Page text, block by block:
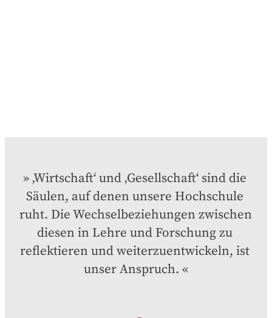
‚Wirtschaft‘ und ‚Gesellschaft‘ sind die
Säulen, auf denen unsere Hochschule
ruht. Die Wechselbeziehungen zwischen
diesen in Lehre und Forschung zu
reflektieren und weiterzuentwickeln, ist
unser Anspruch.